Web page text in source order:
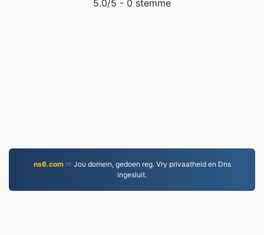
5.0/5 - 0 stemme
ns6.com☞ Jou domein, gedoen reg. Vry privaatheid en Dns
ingesluit.